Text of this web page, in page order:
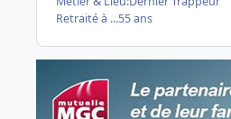
Retraité à ...55 ans